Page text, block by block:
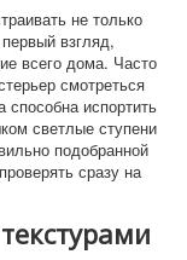
не только
взгляд,
всего дома. Часто
смотреться
испортить
светлые ступени
подобранной
сразу на